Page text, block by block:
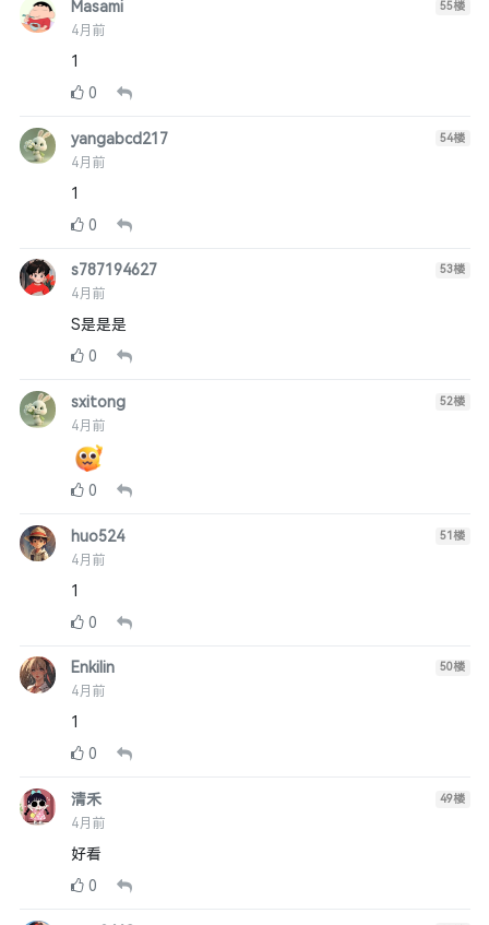
Masami
4月前
55楼
1
0
yangabcd217
4月前
54楼
1
0
s787194627
4月前
53楼
S是是是
0
sxitong
4月前
52楼
0
huo524
4月前
51楼
1
0
Enkilin
4月前
50楼
1
0
清禾
4月前
49楼
好看
0